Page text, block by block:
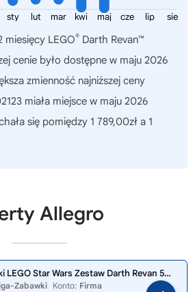
sie
lip
cze
maj
kwi
mar
lut
sty
miesięcy LEGO® Darth Revan™
cenie było dostępne w maju 2026
zmienność najniższej ceny
miała miejsce w maju 2026
się pomiędzy 1 789,00zł a 1
Allegro
Klocki LEGO Star Wars Zestaw Darth Revan 5002123
Zabawki Konto: Firma